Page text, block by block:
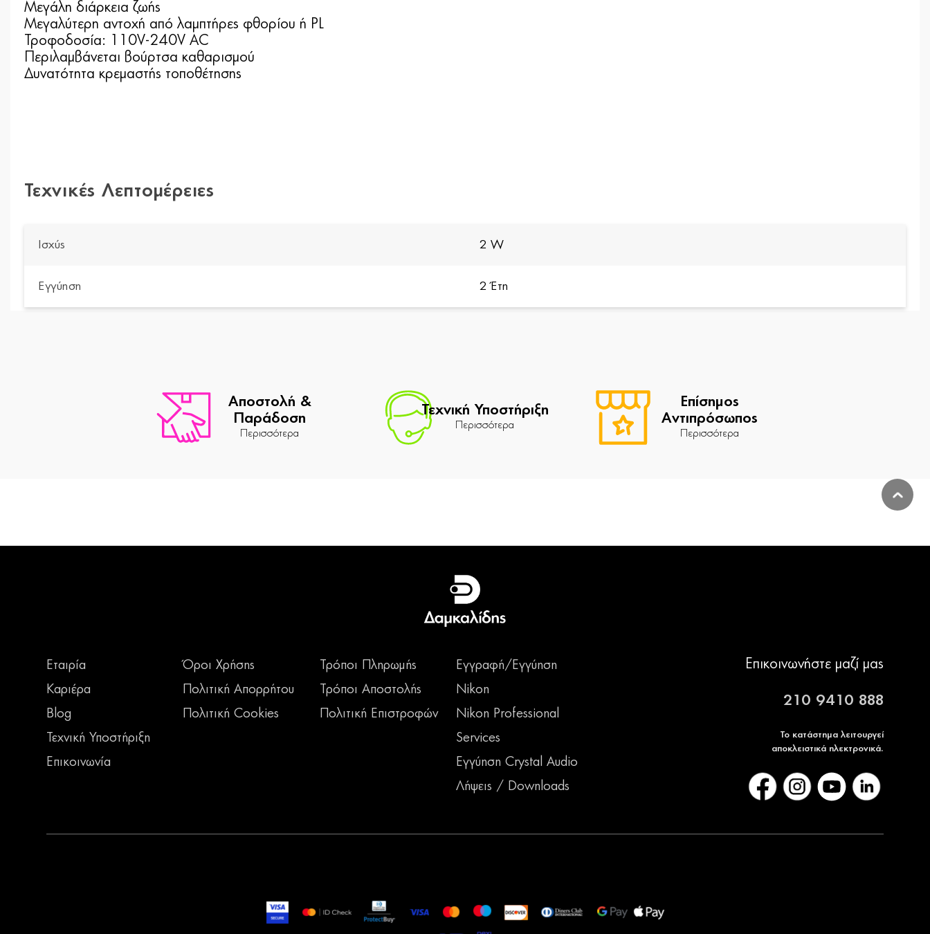
Μεγάλη διάρκεια ζωής
Μεγαλύτερη αντοχή από λαμπτήρες φθορίου ή PL
Τροφοδοσία: 110V-240V AC
Περιλαμβάνεται βούρτσα καθαρισμού
Δυνατότητα κρεμαστής τοποθέτησης
Τεχνικές Λεπτομέρειες
Ισχύς 2 W
Εγγύηση 2 Έτη
Αποστολή &
Παράδοση
Περισσότερα
Τεχνική Υποστήριξη
Περισσότερα
Επίσημος
Αντιπρόσωπος
Περισσότερα
Εταιρία
Καριέρα
Blog
Τεχνική Υποστήριξη
Επικοινωνία
Όροι Χρήσης
Πολιτική Απορρήτου
Πολιτική Cookies
Τρόποι Πληρωμής
Τρόποι Αποστολής
Πολιτική Επιστροφών
Εγγραφή/Εγγύηση
Nikon
Nikon Professional
Services
Εγγύηση Crystal Audio
Λήψεις / Downloads
Επικοινωνήστε μαζί μας
210 9410 888
Το κατάστημα λειτουργεί
αποκλειστικά ηλεκτρονικά.